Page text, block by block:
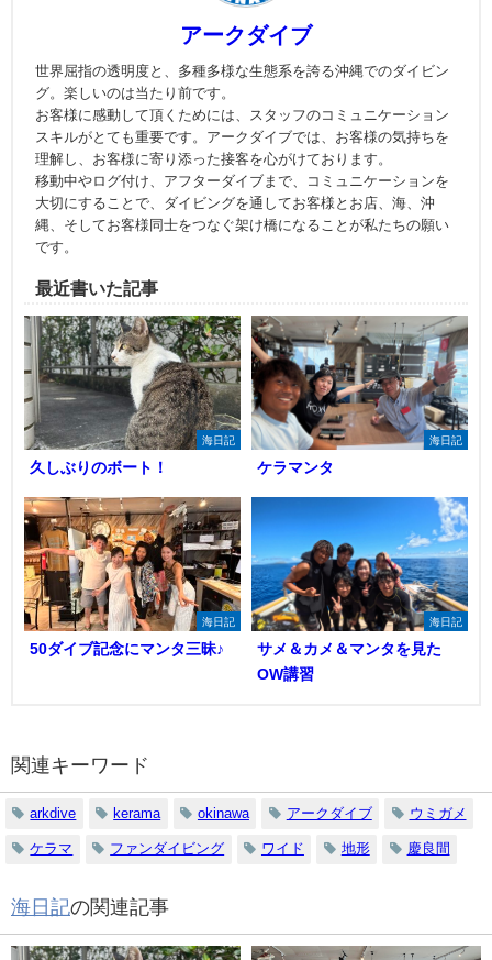
アークダイブ
世界屈指の透明度と、多種多様な生態系を誇る沖縄でのダイビン
グ。楽しいのは当たり前です。
お客様に感動して頂くためには、スタッフのコミュニケーション
スキルがとても重要です。アークダイブでは、お客様の気持ちを
理解し、お客様に寄り添った接客を心がけております。
移動中やログ付け、アフターダイブまで、コミュニケーションを
大切にすることで、ダイビングを通してお客様とお店、海、沖
縄、そしてお客様同士をつなぐ架け橋になることが私たちの願い
です。
最近書いた記事
海日記
久しぶりのボート！
海日記
ケラマンタ
海日記
50ダイブ記念にマンタ三昧♪
海日記
サメ＆カメ＆マンタを見た
OW講習
関連キーワード
arkdive kerama okinawa アークダイブ ウミガメ
ケラマ ファンダイビング ワイド 地形 慶良間
海日記の関連記事